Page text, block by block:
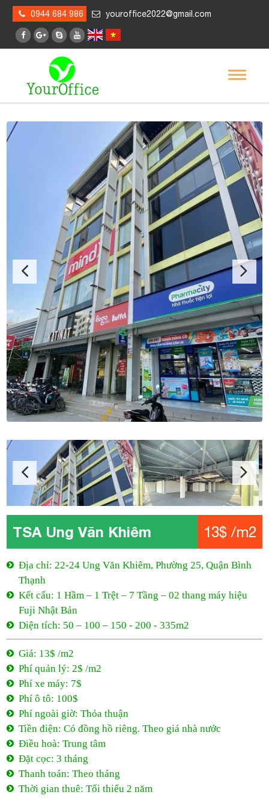
0944 684 986 youroffice2022@gmail.com
TSA Ung Văn Khiêm 13$ /m2
Địa chỉ: 22-24 Ung Văn Khiêm, Phường 25, Quận Bình
Thạnh
Kết cấu: 1 Hầm – 1 Trệt – 7 Tầng – 02 thang máy hiệu
Fuji Nhật Bản
Diện tích: 50 – 100 – 150 - 200 - 335m2
Phí quản lý: 2$ /m2
Phí xe máy: 7$
Phí ô tô: 100$
Phí ngoài giờ: Thỏa thuận
Tiền điện: Có đồng hồ riêng. Theo giá nhà nước
Đặt cọc: 3 tháng
Thanh toán: Theo tháng
Thời gian thuê: Tối thiểu 2 năm
13$ /m2
22-24 Ung Văn Khiêm, Phường 25, Quận Bình Thạnh
13$ /m2
Tối thiểu 2 năm